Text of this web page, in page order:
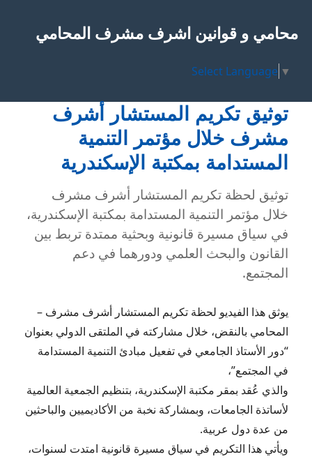
محامي و قوانين اشرف مشرف المحامي
Select Language ▼
توثيق تكريم المستشار أشرف
مشرف خلال مؤتمر التنمية
المستدامة بمكتبة الإسكندرية
توثيق لحظة تكريم المستشار أشرف مشرف
خلال مؤتمر التنمية المستدامة بمكتبة الإسكندرية،
في سياق مسيرة قانونية وبحثية ممتدة تربط بين
القانون والبحث العلمي ودورهما في دعم
المجتمع.
يوثق هذا الفيديو لحظة تكريم المستشار أشرف مشرف –
المحامي بالنقض، خلال مشاركته في الملتقى الدولي بعنوان
“دور الأستاذ الجامعي في تفعيل مبادئ التنمية المستدامة
في المجتمع”،
والذي عُقد بمقر مكتبة الإسكندرية، بتنظيم الجمعية العالمية
لأساتذة الجامعات، وبمشاركة نخبة من الأكاديميين والباحثين
من عدة دول عربية.
ويأتي هذا التكريم في سياق مسيرة قانونية امتدت لسنوات،